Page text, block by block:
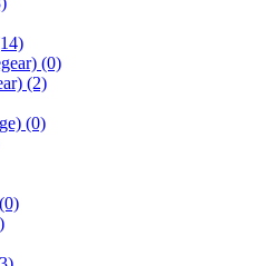
(0)
(2)
(0)
(0)